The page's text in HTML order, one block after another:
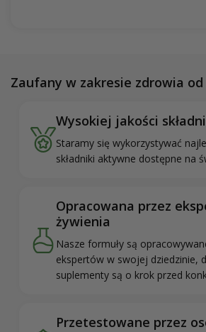
Zaufany w zakresie zdrowia od
Wysokiej jakości
Staramy się wykorzystywać
składniki aktywne dostępne na
Opracowana przez
żywienia
Nasze formuły są
ekspertów w swojej dziedzinie,
suplementy są o krok przed
Przetestowane przez